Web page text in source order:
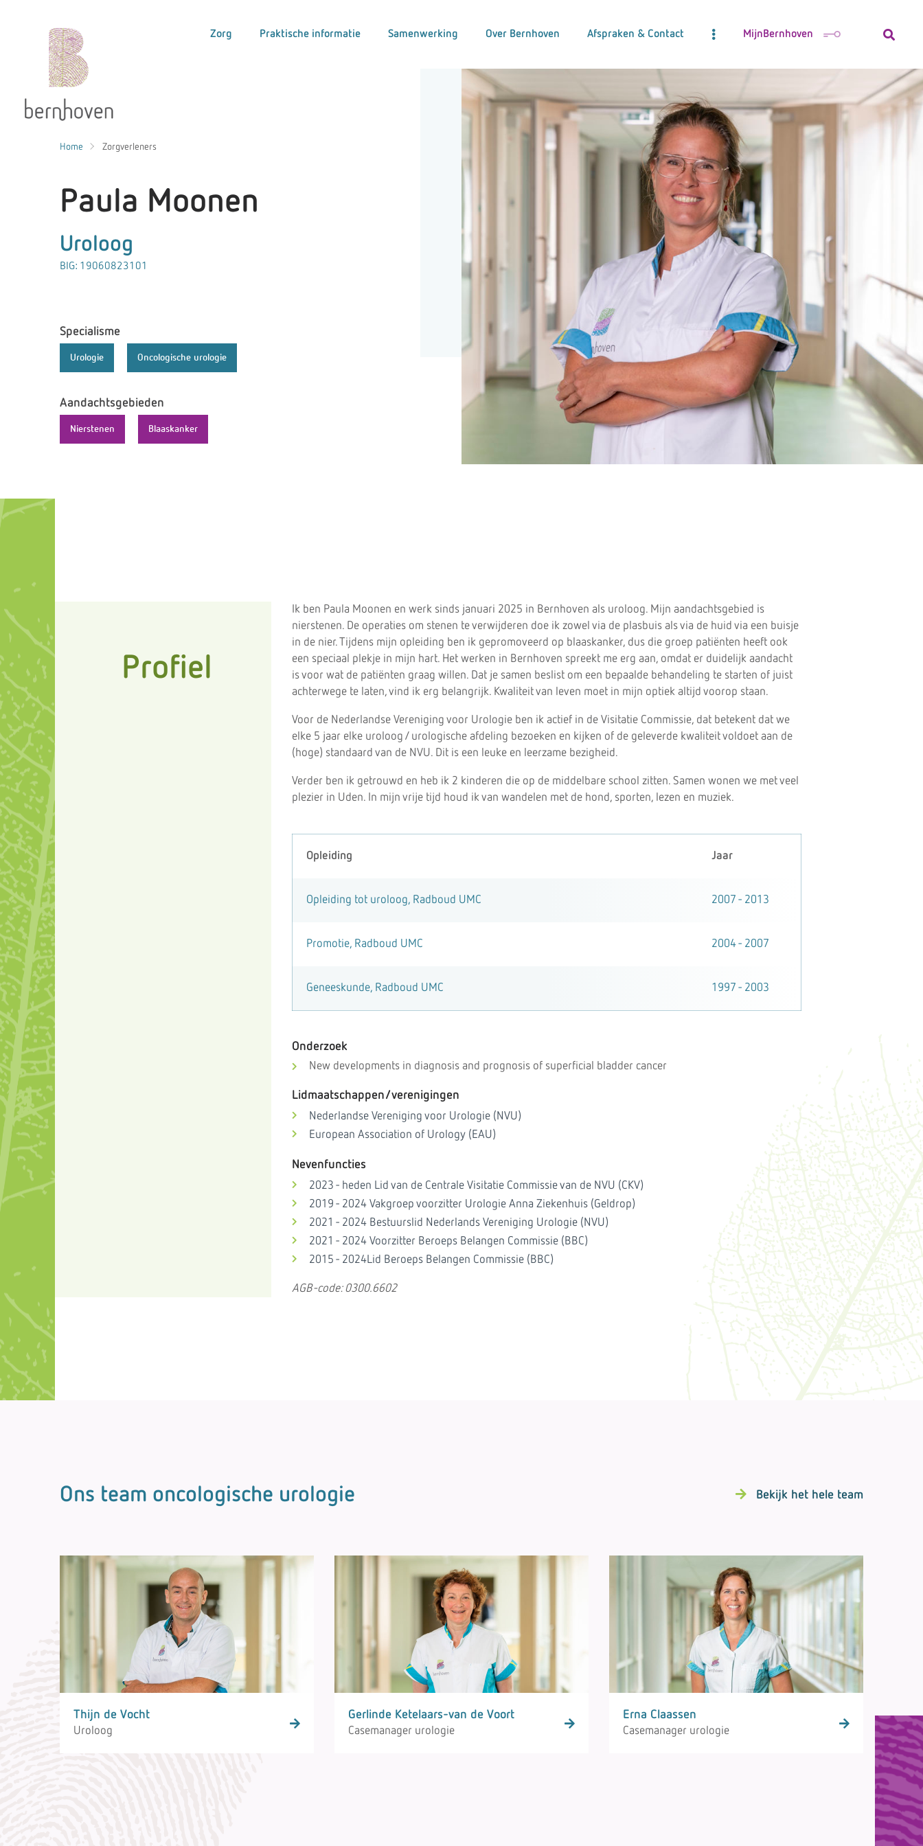
Zorg Praktische informatie Samenwerking Over Bernhoven Afspraken & Contact MijnBernhoven
Home Zorgverleners
Paula Moonen
Uroloog
BIG: 19060823101
Specialisme
Urologie Oncologische urologie
Aandachtsgebieden
Nierstenen Blaaskanker
Profiel
Ik ben Paula Moonen en werk sinds januari 2025 in Bernhoven als uroloog. Mijn aandachtsgebied is
nierstenen. De operaties om stenen te verwijderen doe ik zowel via de plasbuis als via de huid via een buisje
in de nier. Tijdens mijn opleiding ben ik gepromoveerd op blaaskanker, dus die groep patiënten heeft ook
een speciaal plekje in mijn hart. Het werken in Bernhoven spreekt me erg aan, omdat er duidelijk aandacht
is voor wat de patiënten graag willen. Dat je samen beslist om een bepaalde behandeling te starten of juist
achterwege te laten, vind ik erg belangrijk. Kwaliteit van leven moet in mijn optiek altijd voorop staan.
Voor de Nederlandse Vereniging voor Urologie ben ik actief in de Visitatie Commissie, dat betekent dat we
elke 5 jaar elke uroloog / urologische afdeling bezoeken en kijken of de geleverde kwaliteit voldoet aan de
(hoge) standaard van de NVU. Dit is een leuke en leerzame bezigheid.
Verder ben ik getrouwd en heb ik 2 kinderen die op de middelbare school zitten. Samen wonen we met veel
plezier in Uden. In mijn vrije tijd houd ik van wandelen met de hond, sporten, lezen en muziek.
Opleiding Jaar
Opleiding tot uroloog, Radboud UMC 2007 - 2013
Promotie, Radboud UMC 2004 - 2007
Geneeskunde, Radboud UMC 1997 - 2003
Onderzoek
New developments in diagnosis and prognosis of superficial bladder cancer
Lidmaatschappen/verenigingen
Nederlandse Vereniging voor Urologie (NVU)
European Association of Urology (EAU)
Nevenfuncties
2023 - heden Lid van de Centrale Visitatie Commissie van de NVU (CKV)
2019 - 2024 Vakgroep voorzitter Urologie Anna Ziekenhuis (Geldrop)
2021 - 2024 Bestuurslid Nederlands Vereniging Urologie (NVU)
2021 - 2024 Voorzitter Beroeps Belangen Commissie (BBC)
2015 - 2024Lid Beroeps Belangen Commissie (BBC)
AGB-code: 0300.6602
Ons team oncologische urologie Bekijk het hele team
Thijn de Vocht
Uroloog
Gerlinde Ketelaars-van de Voort
Casemanager urologie
Erna Claassen
Casemanager urologie